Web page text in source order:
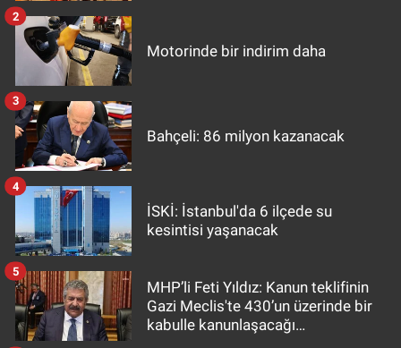
Motorinde bir indirim daha
2
Bahçeli: 86 milyon kazanacak
3
İSKİ: İstanbul'da 6 ilçede su
kesintisi yaşanacak
4
MHP’li Feti Yıldız: Kanun teklifinin
Gazi Meclis'te 430’un üzerinde bir
kabulle kanunlaşacağı
5